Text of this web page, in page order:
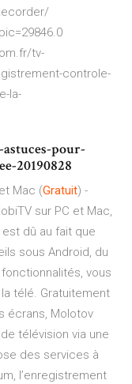
tv-
controle-
la-
pour-
20190828
Mac (Gratuit) -
sur PC et Mac,
est dû au fait que
sous Android, du
vous
la télé. Gratuitement
écrans, Molotov
télévision via une
des services à
l’enregistrement